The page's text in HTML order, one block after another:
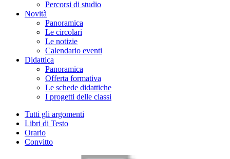
Percorsi di studio
Novità
Panoramica
Le circolari
Le notizie
Calendario eventi
Didattica
Panoramica
Offerta formativa
Le schede didattiche
I progetti delle classi
Tutti gli argomenti
Libri di Testo
Orario
Convitto